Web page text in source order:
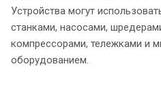
Устройства могут
станками, насосами,
компрессорами, тележками и
оборудованием.